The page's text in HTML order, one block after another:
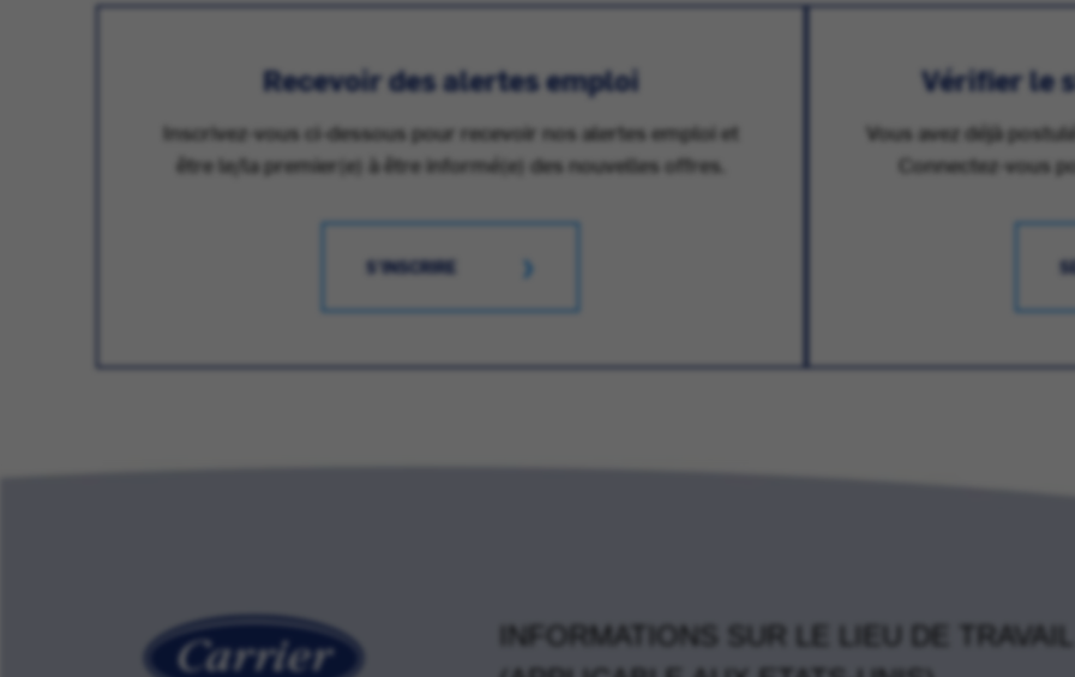
Recevoir des alertes emploi
Inscrivez-vous ci-dessous pour recevoir nos alertes emploi et
être le/la premier(e) à être informé(e) des nouvelles offres.
S'INSCRIRE
Vérifier le
Vous avez déjà
Connectez-vous
INFORMATIONS SUR LE LIEU DE TRAVAIL